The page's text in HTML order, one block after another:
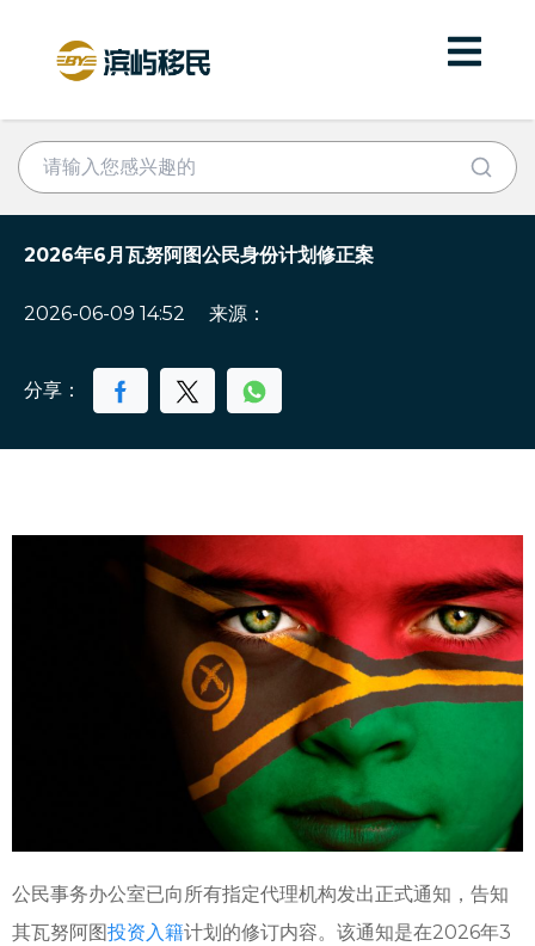
2026年6月瓦努阿图公民身份计划修正案
2026-06-09 14:52 来源：
分享：
公民事务办公室已向所有指定代理机构发出正式通知，告知
其瓦努阿图投资入籍计划的修订内容。该通知是在2026年3